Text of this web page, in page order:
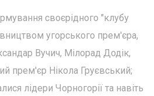
своєрідного "клубу
угорського прем'єра,
Вучич, Мілорад Додік,
прем'єр Нікола Груєвський;
лідери Чорногорії та навіть